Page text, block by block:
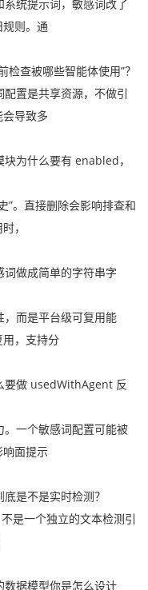
统提示词，敏感词改了
则。通
查被哪些智能体使用”？
置是共享资源，不做引
导致多
为什么要有 enabled，
”。直接删除会影响排查和
，
做成简单的字符串字
，而是平台级可复用能
，支持分
要做 usedWithAgent 反
一个敏感词配置可能被
面提示
是不是实时检测？
是一个独立的文本检测引
据模型你是怎么设计